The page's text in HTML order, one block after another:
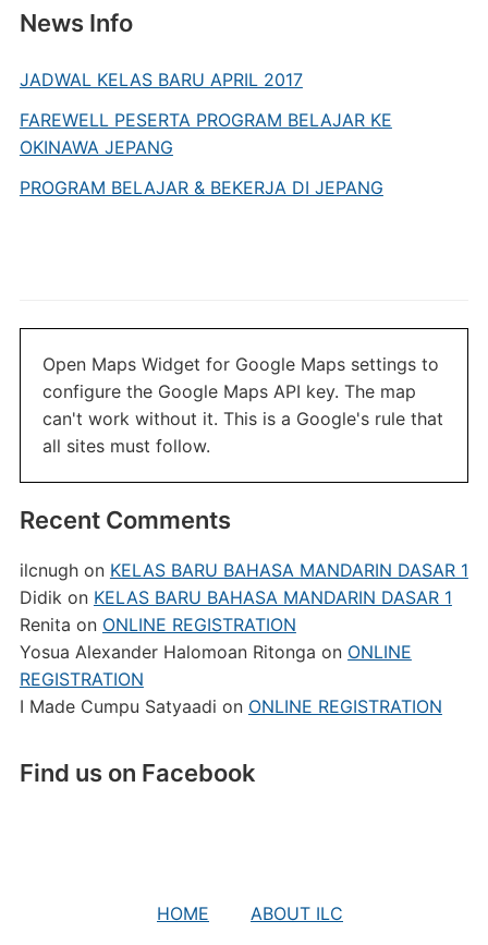
News Info
JADWAL KELAS BARU APRIL 2017
FAREWELL PESERTA PROGRAM BELAJAR KE
OKINAWA JEPANG
PROGRAM BELAJAR & BEKERJA DI JEPANG
Open Maps Widget for Google Maps settings to
configure the Google Maps API key. The map
can't work without it. This is a Google's rule that
all sites must follow.
Recent Comments
ilcnughon KELAS BARU BAHASA MANDARIN DASAR 1
Didikon KELAS BARU BAHASA MANDARIN DASAR 1
Renita on ONLINE REGISTRATION
Yosua Alexander Halomoan Ritonga on ONLINE
REGISTRATION
I Made Cumpu Satyaadi on ONLINE REGISTRATION
Find us on Facebook
HOME ABOUT ILC